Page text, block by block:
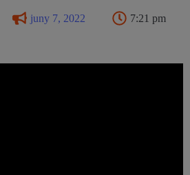
juny 7, 2022 7:21 pm